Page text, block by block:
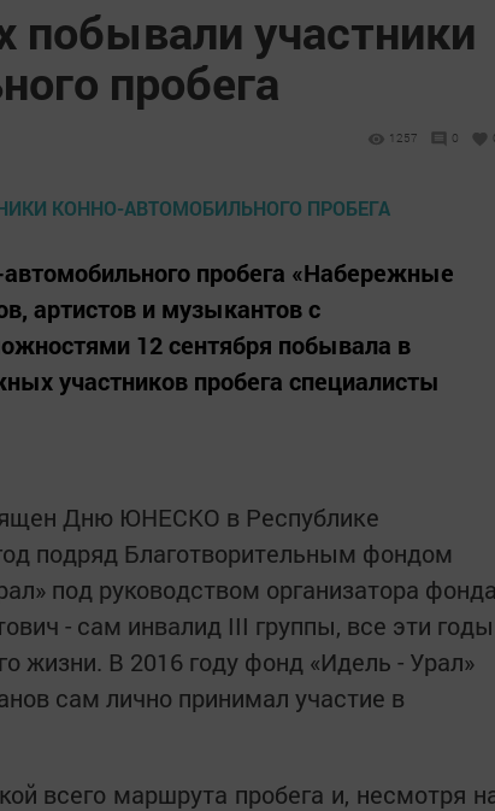
побывали участники
пробега
1257 0
пробега «Набережные
артистов и музыкантов с
12 сентября побывала в
участников пробега специалисты
Дню ЮНЕСКО в Республике
подряд Благотворительным фондом
под руководством организатора
- сам инвалид III группы, все эти годы
жизни. В 2016 году фонд «Идель - Урал»
сам лично принимал участие в
всего маршрута пробега и, несмотря